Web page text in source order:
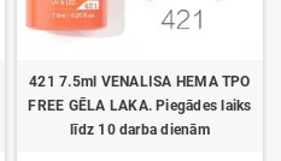
421 7.5ml VENALISA HEMA TPO
FREE GĒLA LAKA. Piegādes laiks
līdz 10 darba dienām